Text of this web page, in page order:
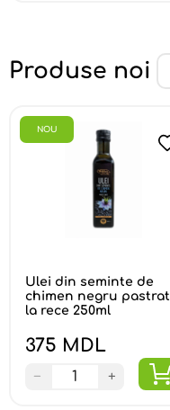
Produse noi
NOU
Ulei din seminte de
chimen negru pastrat
la rece 250ml
375 MDL
− +